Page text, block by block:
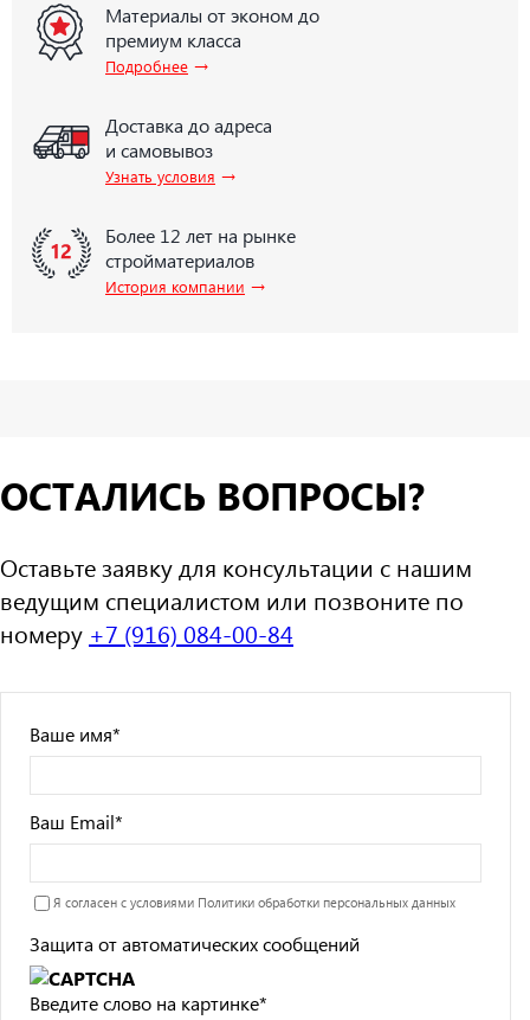
Материалы от эконом до
премиум класса
Подробнее →
Доставка до адреса
и самовывоз
Узнать условия →
Более 12 лет на рынке
стройматериалов
История компании →
ОСТАЛИСЬ ВОПРОСЫ?
Оставьте заявку для консультации с нашим
ведущим специалистом или позвоните по
номеру +7 (916) 084-00-84
Ваше имя*
Ваш Email*
Я согласен с условиями Политики обработки персональных данных
Защита от автоматических сообщений
Введите слово на картинке*